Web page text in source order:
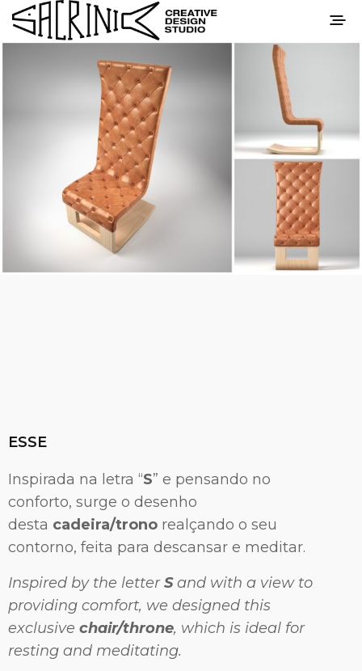
ESSE
Inspirada na letra “S” e pensando no
conforto, surge o desenho
desta cadeira/trono realçando o seu
contorno, feita para descansar e meditar.
Inspired by the letterSand with a view to
providing comfort, we designed this
exclusive chair/throne, which is ideal for
resting and meditating.